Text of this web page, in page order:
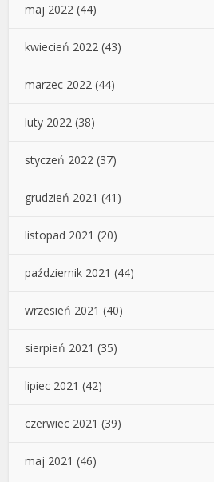
maj 2022 (44)
kwiecień 2022 (43)
marzec 2022 (44)
luty 2022 (38)
styczeń 2022 (37)
grudzień 2021 (41)
listopad 2021 (20)
październik 2021 (44)
wrzesień 2021 (40)
sierpień 2021 (35)
lipiec 2021 (42)
czerwiec 2021 (39)
maj 2021 (46)